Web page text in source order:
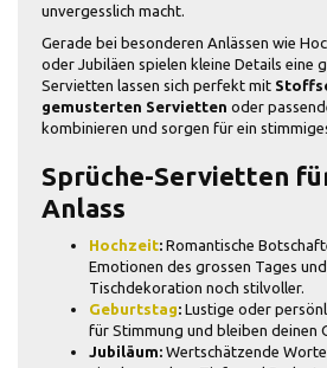
unvergesslich macht.
Gerade bei besonderen Anlässen wie
oder Jubiläen spielen kleine Details eine
Servietten lassen sich perfekt mit
gemusterten Servietten oder
kombinieren und sorgen für ein
Sprüche-Servietten
Anlass
Hochzeit: Romantische
Emotionen des grossen Tages
Tischdekoration noch stilvoller.
Geburtstag: Lustige oder
für Stimmung und bleiben deinen
Jubiläum: Wertschätzende